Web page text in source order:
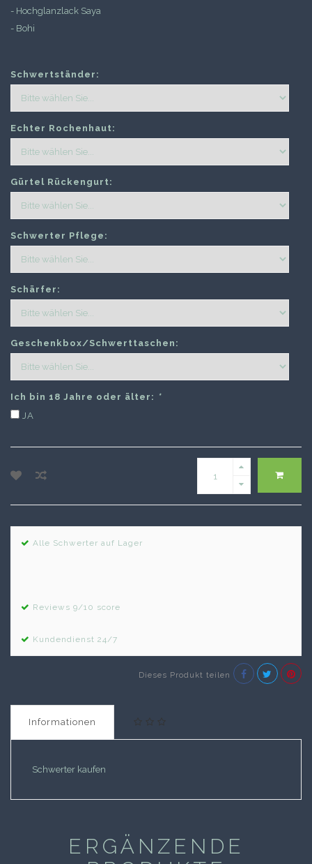
- Hochglanzlack Saya
- Bohi
Schwertständer:
Echter Rochenhaut:
Gürtel Rückengurt:
Schwerter Pflege:
Schärfer:
Geschenkbox/Schwerttaschen:
Ich bin 18 Jahre oder älter: *
JA
Alle Schwerter auf Lager
Reviews 9/10 score
Kundendienst 24/7
Dieses Produkt teilen
Informationen
Schwerter kaufen
ERGÄNZENDE